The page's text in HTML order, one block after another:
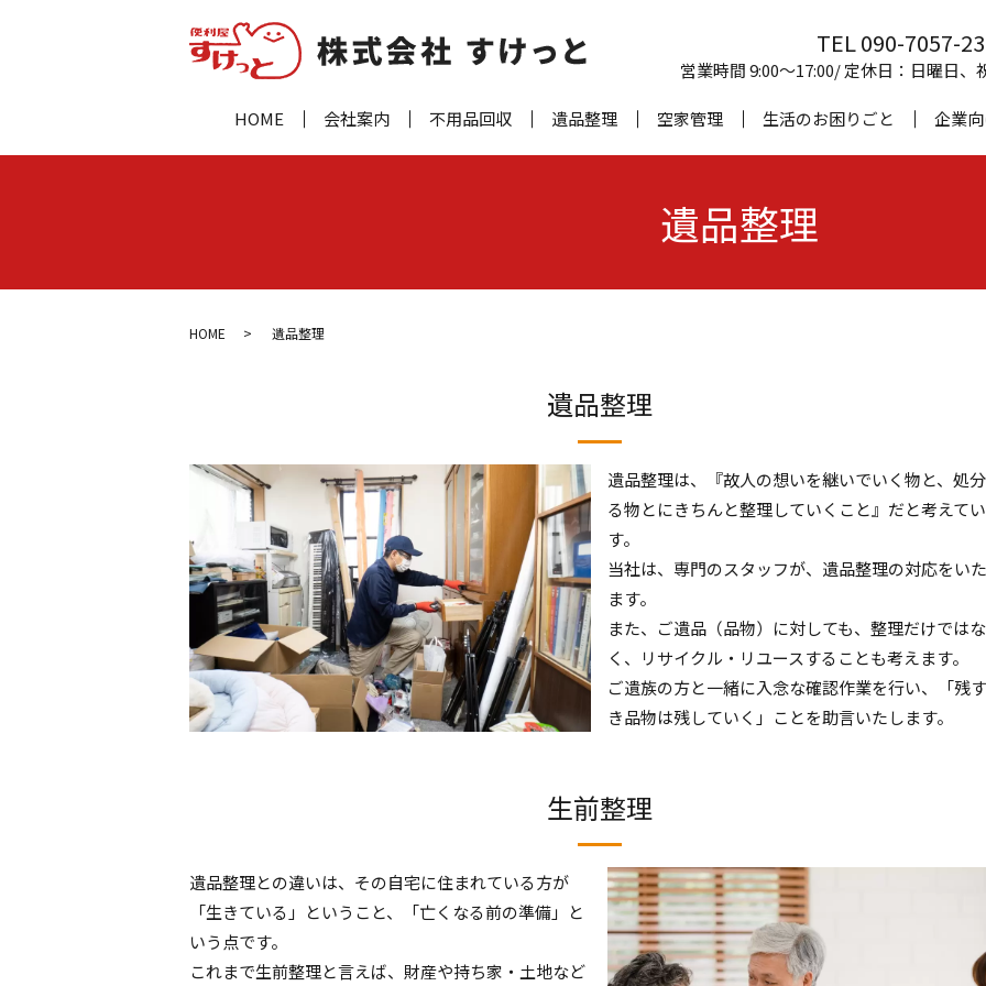
TEL 090-7057-
営業時間 9:00～17:00/ 定休日：日曜日、
HOME 会社案内 不用品回収 遺品整理 空家管理 生活のお困りごと 企業
遺品整理
HOME 遺品整理
遺品整理
遺品整理は、『故人の想いを継いでいく物と、処
る物とにきちんと整理していくこと』だと考えて
す。
当社は、専門のスタッフが、遺品整理の対応をい
ます。
また、ご遺品（品物）に対しても、整理だけではな
く、リサイクル・リユースすることも考えます。
ご遺族の方と一緒に入念な確認作業を行い、「残
き品物は残していく」ことを助言いたします。
生前整理
遺品整理との違いは、その自宅に住まれている方が
「生きている」ということ、「亡くなる前の準備」と
いう点です。
これまで生前整理と言えば、財産や持ち家・土地など